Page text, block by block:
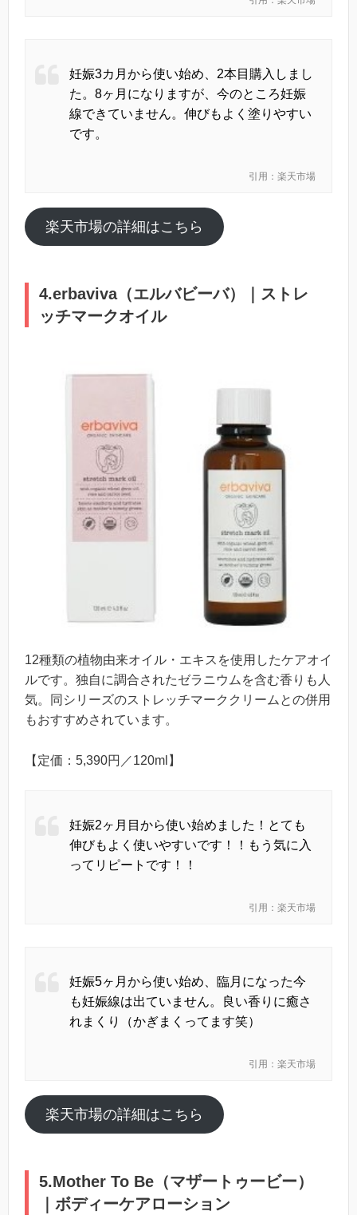
妊娠3カ月から使い始め、2本目購入しまし
た。8ヶ月になりますが、今のところ妊娠
線できていません。伸びもよく塗りやすい
です。
引用：楽天市場
楽天市場の詳細はこちら
4.erbaviva（エルバビーバ）｜ストレ
ッチマークオイル
12種類の植物由来オイル・エキスを使用したケアオイ
ルです。独自に調合されたゼラニウムを含む香りも人
気。同シリーズのストレッチマーククリームとの併用
もおすすめされています。
【定価：5,390円／120ml】
妊娠2ヶ月目から使い始めました！とても
伸びもよく使いやすいです！！もう気に入
ってリピートです！！
引用：楽天市場
妊娠5ヶ月から使い始め、臨月になった今
も妊娠線は出ていません。良い香りに癒さ
れまくり（かぎまくってます笑）
引用：楽天市場
楽天市場の詳細はこちら
5.Mother To Be（マザートゥービー）
｜ボディーケアローション